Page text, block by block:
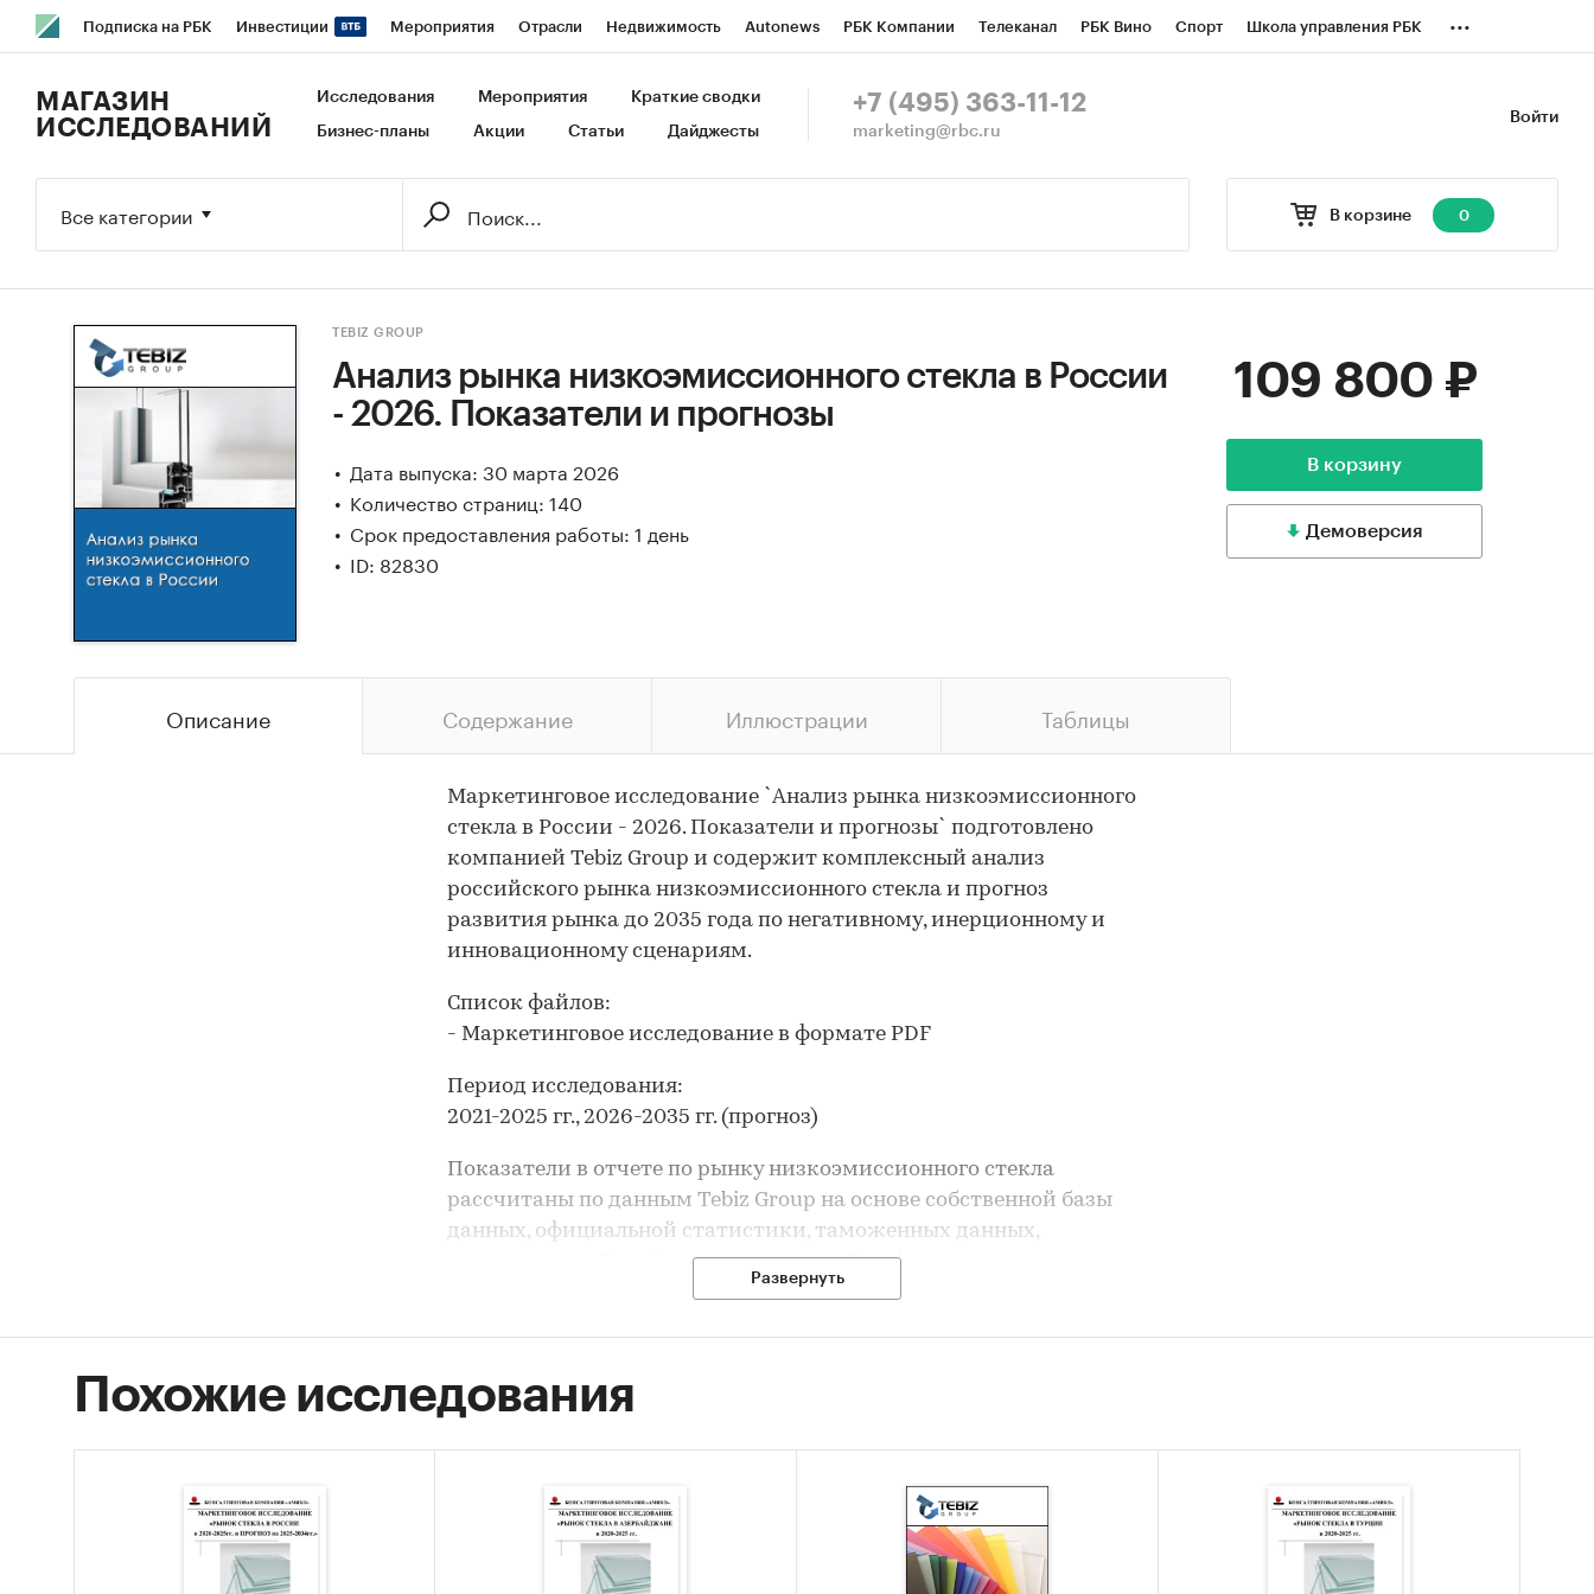
Подписка на РБК Инвестиции Мероприятия Отрасли Недвижимость Autonews РБК Компании Телеканал РБК Вино Спорт Школа управления РБК
Исследования Кредитные рейтинги Франшизы Газета Спецпроекты СПб Конференции СПб Спецпроекты
...
Войти
МАГАЗИН
ИССЛЕДОВАНИЙ
Исследования Мероприятия Краткие сводки
Бизнес-планы Акции Статьи Дайджесты
+7 (495) 363-11-12
marketing@rbc.ru
В корзине 0
Все категории
TEBIZ GROUP
Анализ рынка низкоэмиссионного стекла в России
- 2026. Показатели и прогнозы
Дата выпуска: 30 марта 2026
Количество страниц: 140
Срок предоставления работы: 1 день
ID: 82830
109 800 ₽
В корзину
Демоверсия
Описание Содержание Иллюстрации Таблицы
Маркетинговое исследование `Анализ рынка низкоэмиссионного
стекла в России - 2026. Показатели и прогнозы` подготовлено
компанией Tebiz Group и содержит комплексный анализ
российского рынка низкоэмиссионного стекла и прогноз
развития рынка до 2035 года по негативному, инерционному и
инновационному сценариям.
Список файлов:
- Маркетинговое исследование в формате PDF
Период исследования:
2021-2025 гг., 2026-2035 гг. (прогноз)
Показатели в отчете по рынку низкоэмиссионного стекла
рассчитаны по данным Tebiz Group на основе собственной базы
данных, официальной статистики, таможенных данных,
корпоративной отчётности, вторичной информации, открытых и
Задачи исследования:
- Составление рейтинга производителей
В разделе `Ведущие производители` рассмотрены компании:
ООО `ЛАРТА ГЛАСС РЯЗАНЬ`, АО `САЛАВАТСТЕКЛО ВОЛГА`, ООО
`ЛАРТА ГЛАСС РОСТОВ`, ООО `КСЗ`, АО `САЛАВАТСТЕКЛО`, ООО
Развернуть
Похожие исследования